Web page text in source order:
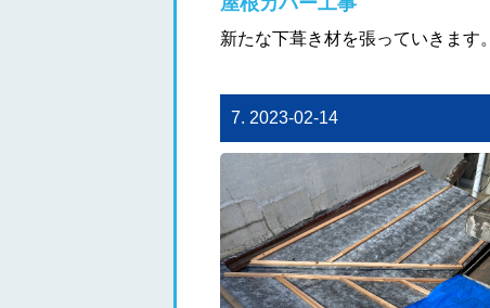
新たな下葺き材を張っていきます。
7. 2023-02-14